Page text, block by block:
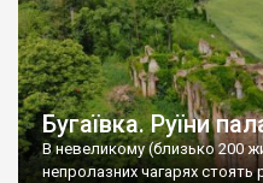
Бугаївка. Руїни
В невеликому (близько 200
непролазних чагарях стоять